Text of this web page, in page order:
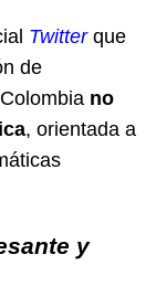
Twitterque
de
no
, orientada a
y